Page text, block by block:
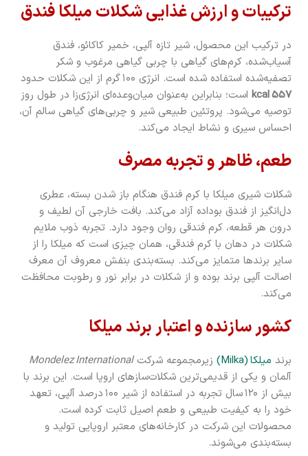
ترکیبات و ارزش غذایی شکلات میلکا فندق
در ترکیب این محصول، شیر تازه آلپی، خمیر کاکائو، فندق
آسیاب‌شده، کرم‌های گیاهی با چربی گیاهی مرغوب و شکر
تصفیه‌شده استفاده شده است. انرژی ۱۰۰ گرم از این شکلات حدود
557 kcal
است؛ بنابراین به‌عنوان میان‌وعده‌ای انرژی‌زا در طول روز
توصیه می‌شود. پروتئین طبیعی شیر و چربی‌های گیاهی سالم آن،
احساس سیری و نشاط ایجاد می‌کند.
طعم، ظاهر و تجربه مصرف
شکلات شیری میلکا با کرم فندق هنگام باز شدن بسته، عطری
دل‌انگیز از فندق بوداده آزاد می‌کند. بافت خارجی آن لطیف و
درون هر قطعه، کرم فندقی روان وجود دارد. تجربه ذوب ملایم
شکلات در دهان با کرم فندقی، همان چیزی است که میلکا را از
سایر برندها متمایز می‌کند. بسته‌بندی بنفش معروف آن معرف
اصالت آلپی برند بوده و از شکلات در برابر نور و رطوبت محافظت
می‌کند.
کشور سازنده و اعتبار برند میلکا
برند میلکا (Milka) زیرمجموعه شرکتMondelez International
آلمان و یکی از قدیمی‌ترین شکلات‌سازهای اروپا است. این برند با
بیش از ۱۲۰ سال تجربه در استفاده از شیر ۱۰۰ درصد آلپی، تعهد
خود را به کیفیت طبیعی و طعم اصیل ثابت کرده است.
محصولات این شرکت در کارخانه‌های معتبر اروپایی تولید و
بسته‌بندی می‌شوند.